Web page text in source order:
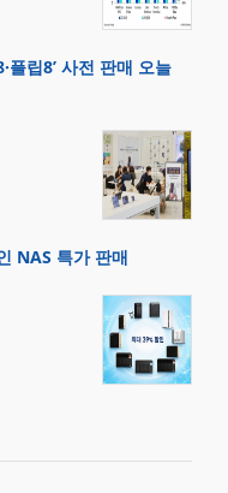
플립8’ 사전 판매 오늘
NAS 특가 판매